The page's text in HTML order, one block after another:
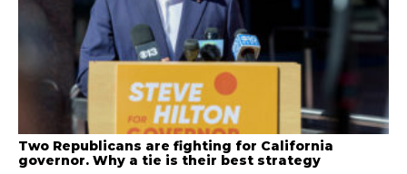
Two Republicans are fighting for California
governor. Why a tie is their best strategy